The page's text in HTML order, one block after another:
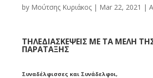
by Μούτσης Κυριάκος| Mar 22, 2021 |
ΤΗΛΕΔΙΑΣΚΕΨΕΙΣ ΜΕ ΤΑ ΜΕΛΗ
ΠΑΡΑΤΑΞΗΣ
Συναδέλφισσες και Συνάδελφοι,